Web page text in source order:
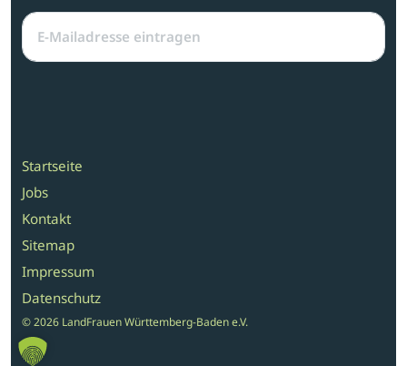
Startseite
Jobs
Kontakt
Sitemap
Impressum
Datenschutz
© 2026 LandFrauen Württemberg-Baden e.V.